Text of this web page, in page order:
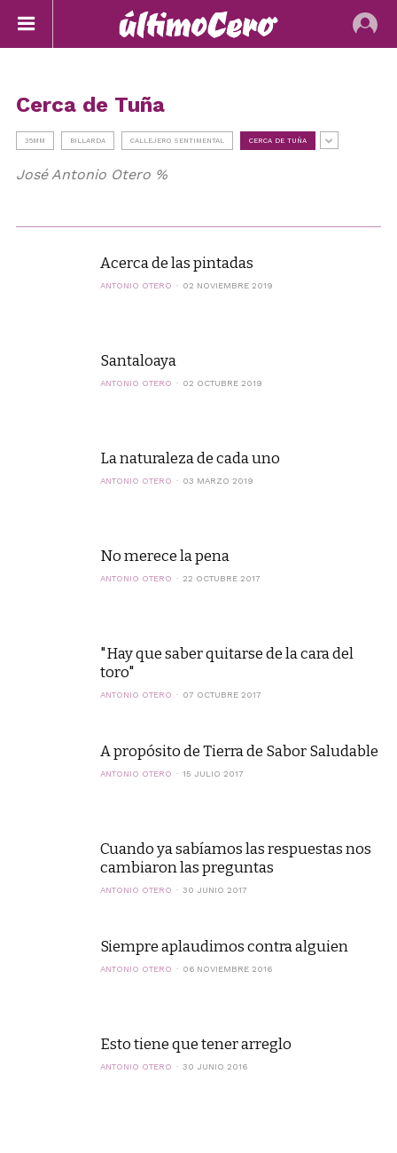
Cerca de Tuña
35MM BILLARDA CALLEJERO SENTIMENTAL CERCA DE TUÑA
José Antonio Otero %
Acerca de las pintadas
ANTONIO OTERO 02 NOVIEMBRE 2019
Santaloaya
ANTONIO OTERO 02 OCTUBRE 2019
La naturaleza de cada uno
ANTONIO OTERO 03 MARZO 2019
No merece la pena
ANTONIO OTERO 22 OCTUBRE 2017
"Hay que saber quitarse de la cara del
toro"
ANTONIO OTERO 07 OCTUBRE 2017
A propósito de Tierra de Sabor Saludable
ANTONIO OTERO 15 JULIO 2017
Cuando ya sabíamos las respuestas nos
cambiaron las preguntas
ANTONIO OTERO 30 JUNIO 2017
Siempre aplaudimos contra alguien
ANTONIO OTERO 06 NOVIEMBRE 2016
Esto tiene que tener arreglo
ANTONIO OTERO 30 JUNIO 2016